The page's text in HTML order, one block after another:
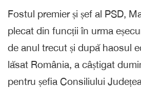
Fostul premier și șef al PSD,
plecat din funcții în urma
de anul trecut și după haosul
lăsat România, a câștigat
pentru șefia Consiliului